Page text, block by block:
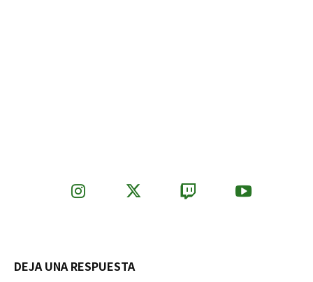
DEJA UNA RESPUESTA